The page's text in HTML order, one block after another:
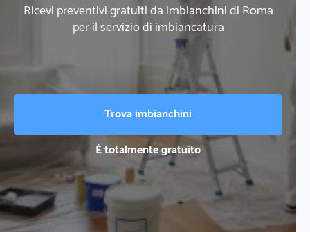
Ricevi preventivi gratuiti da imbianchini di Roma
per il servizio di imbiancatura
Trova imbianchini
È totalmente gratuito